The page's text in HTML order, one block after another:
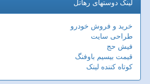
لینک دوستهای رهاتل
خرید و فروش خودرو
طراحی سایت
فیش حج
قیمت بیسیم باوفنگ
کوتاه کننده لینک